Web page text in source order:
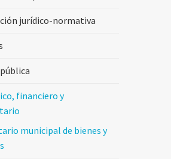
jurídico-normativa
financiero y
municipal de bienes y